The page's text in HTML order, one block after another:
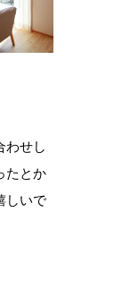
わせし
たとか
しいで